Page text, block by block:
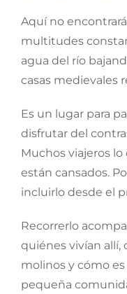
Aquí no
multitudes
agua del río
casas medievales
Es un lugar para
disfrutar del
Muchos viajeros
están cansados.
incluirlo desde el
Recorrerlo
quiénes vivían allí,
molinos y cómo
pequeña